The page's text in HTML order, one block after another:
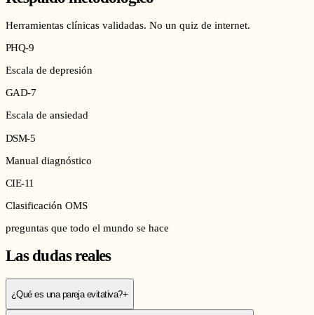
Herramientas clínicas validadas. No un quiz de internet.
PHQ-9
Escala de depresión
GAD-7
Escala de ansiedad
DSM-5
Manual diagnóstico
CIE-11
Clasificación OMS
preguntas que todo el mundo se hace
Las dudas reales
¿Qué es una pareja evitativa?+